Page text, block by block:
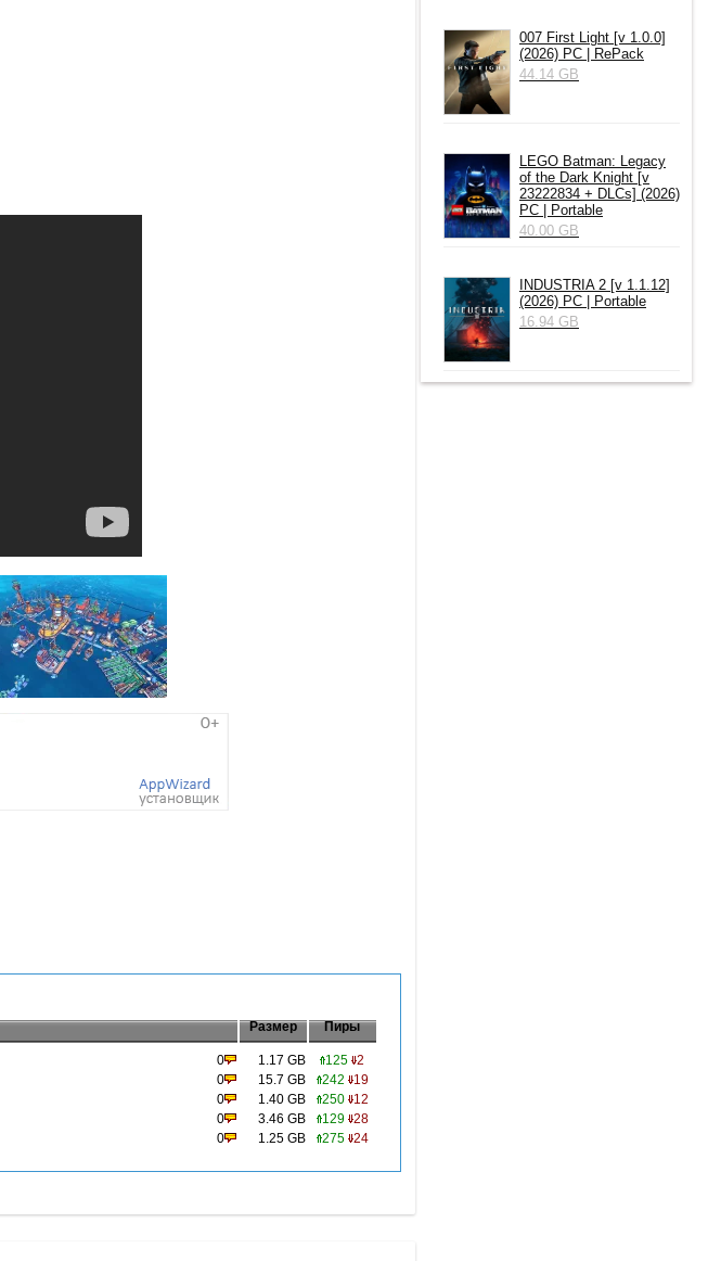
Размер Пиры
0 1.17 GB 125 2
0 15.7 GB 242
19
0 1.40 GB 250 12
0 3.46 GB 129 28
0 1.25 GB 275 24
007 First Light [v 1.0.0]
(2026) PC | RePack
44.14 GB
LEGO Batman: Legacy
of the Dark Knight [v
23222834 + DLCs] (2026)
PC | Portable
40.00 GB
INDUSTRIA 2 [v 1.1.12]
(2026) РС | Portable
16.94 GB